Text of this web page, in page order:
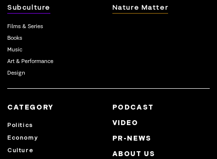
Subculture
Films & Series
Books
Music
Art & Performance
Design
Nature Matter
CATEGORY
Politics
Economy
Culture
PODCAST
VIDEO
PR-NEWS
ABOUT US